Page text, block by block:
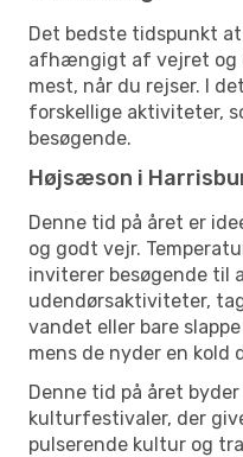
Det bedste tidspunkt
afhængigt af vejret og
mest, når du rejser. I
forskellige aktiviteter,
besøgende.
Højsæson i
Denne tid på året er
og godt vejr.
inviterer besøgende til
udendørsaktiviteter,
vandet eller bare
mens de nyder en kold
Denne tid på året
kulturfestivaler, der
pulserende kultur og